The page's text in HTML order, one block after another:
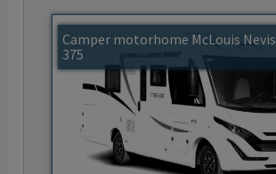
Camper motorhome McLouis Nevis
375